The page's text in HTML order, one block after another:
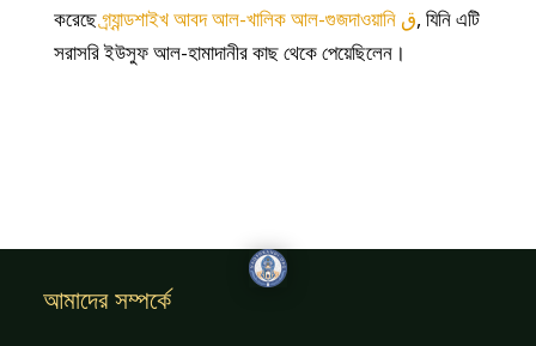
করেছে
গ্র্যান্ডশাইখ আবদ আল-খালিক আল-গুজদাওয়ানি ق, যিনি এটি
সরাসরি ইউসুফ আল-হামাদানীর কাছ থেকে পেয়েছিলেন।
আমাদের সম্পর্কে